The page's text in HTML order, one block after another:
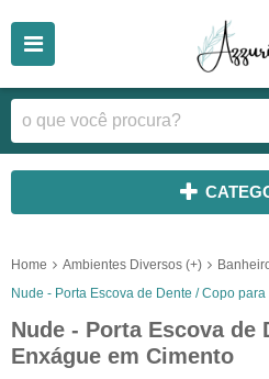
Home Ambientes Diversos (+)
Nude - Porta Escova de Dente / Copo
Nude - Porta Escova de
Enxágue em Cimento